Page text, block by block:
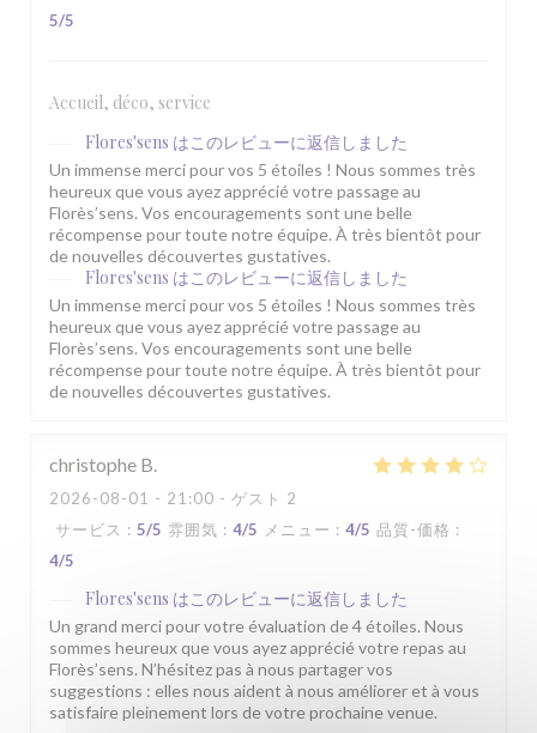
5/5
Accueil, déco, service
Flores'sens はこのレビューに返信しました
Un immense merci pour vos 5 étoiles ! Nous sommes très
heureux que vous ayez apprécié votre passage au
Florès’sens. Vos encouragements sont une belle
récompense pour toute notre équipe. À très bientôt pour
de nouvelles découvertes gustatives.
Flores'sens はこのレビューに返信しました
Un immense merci pour vos 5 étoiles ! Nous sommes très
heureux que vous ayez apprécié votre passage au
Florès’sens. Vos encouragements sont une belle
récompense pour toute notre équipe. À très bientôt pour
de nouvelles découvertes gustatives.
christophe B
2026-08-01 - 21:00 - ゲスト 2
サービス : 5/5 雰囲気 : 4/5 メニュー : 4/5 品質-価格 :
4/5
Flores'sens はこのレビューに返信しました
Un grand merci pour votre évaluation de 4 étoiles. Nous
sommes heureux que vous ayez apprécié votre repas au
Florès’sens. N’hésitez pas à nous partager vos
suggestions : elles nous aident à nous améliorer et à vous
satisfaire pleinement lors de votre prochaine venue.